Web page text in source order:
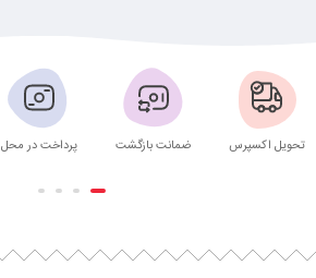
تحویل اکسپرس ضمانت بازگشت پرداخت در محل